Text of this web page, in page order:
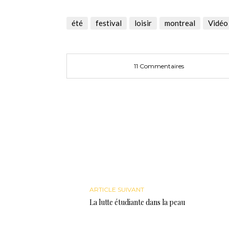
une
nouvelle
une
nouvelle
dans
une
été festival loisir montreal Vidéo
11 Commentaires
ARTICLE SUIVANT
La lutte étudiante dans la peau